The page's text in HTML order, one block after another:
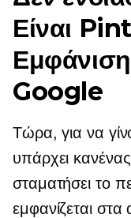
Είναι
Google
Τώρα, για να
υπάρχει
σταματήσει το
εμφανίζεται